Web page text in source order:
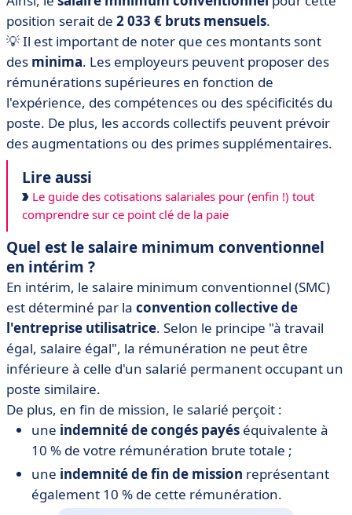
position serait de 2 033 € bruts mensuels.
💡 Il est important de noter que ces montants sont
des minima. Les employeurs peuvent proposer des
rémunérations supérieures en fonction de
l'expérience, des compétences ou des spécificités du
poste. De plus, les accords collectifs peuvent prévoir
des augmentations ou des primes supplémentaires.
Lire aussi
Le guide des cotisations salariales pour (enfin !) tout
comprendre sur ce point clé de la paie
Quel est le salaire minimum conventionnel
en intérim ?
En intérim, le salaire minimum conventionnel (SMC)
est déterminé par la convention collective de
l'entreprise utilisatrice. Selon le principe "à travail
égal, salaire égal", la rémunération ne peut être
inférieure à celle d'un salarié permanent occupant un
poste similaire.
De plus, en fin de mission, le salarié perçoit :
une indemnité de congés payés équivalente à
10 % de votre rémunération brute totale ;
une indemnité de fin de mission représentant
également 10 % de cette rémunération.